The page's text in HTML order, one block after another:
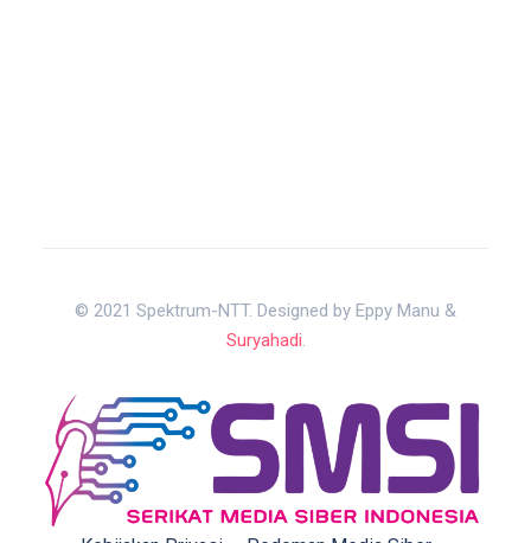
© 2021 Spektrum-NTT. Designed by Eppy Manu &
Suryahadi.